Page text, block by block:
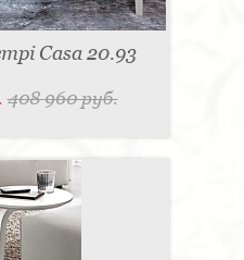
Casa 20.93
408 960 руб.